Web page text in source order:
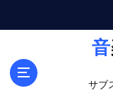
音楽を語らして
サブ